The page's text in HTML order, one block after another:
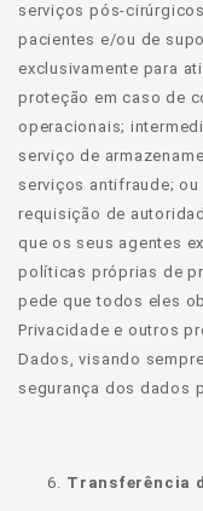
serviços pós-
pacientes e/ou de
exclusivamente para
proteção em caso de
operacionais;
serviço de
serviços antifraude;
requisição de
que os seus agentes
políticas próprias de
pede que todos eles
Privacidade e outros
Dados, visando
segurança dos dados
Transferência